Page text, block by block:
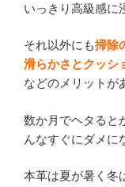
いっきり高級感に
それ以外にも掃除
滑らかさとクッシ
などのメリットが
数か月でヘタると
んなすぐにダメに
本革は夏が暑く冬